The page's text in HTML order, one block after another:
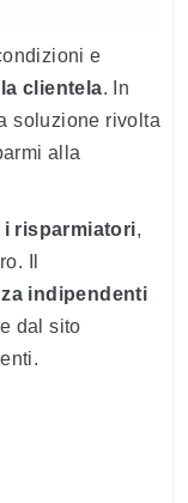
e
clientela. In
soluzione rivolta
alla
i risparmiatori,
Il
indipendenti
dal sito